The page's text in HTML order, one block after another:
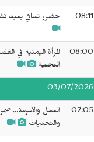
08:11 حضور نسائي يعيد
08:00
المرأة اليمنية في
التحتية
03/07/2026
07:05
العمل والأمومة...
والتحديات